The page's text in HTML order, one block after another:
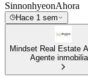
SinnonhyeonAhora
Hace 1 sem
Mindset Real Estate
Agente